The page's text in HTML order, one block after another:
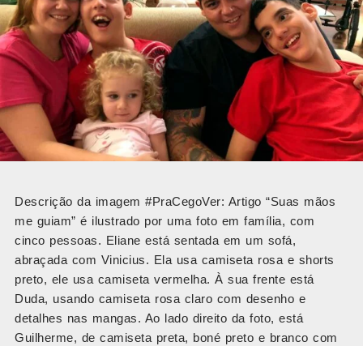
Descrição da imagem #PraCegoVer: Artigo “Suas mãos
me guiam” é ilustrado por uma foto em família, com
cinco pessoas. Eliane está sentada em um sofá,
abraçada com Vinicius. Ela usa camiseta rosa e shorts
preto, ele usa camiseta vermelha. À sua frente está
Duda, usando camiseta rosa claro com desenho e
detalhes nas mangas. Ao lado direito da foto, está
Guilherme, de camiseta preta, boné preto e branco com